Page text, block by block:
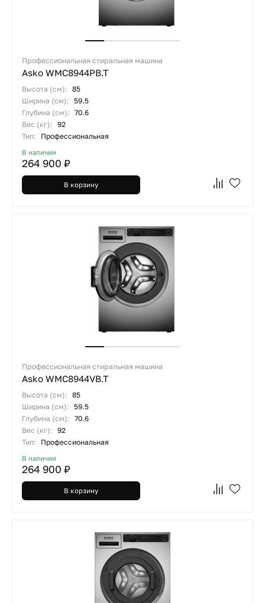
Профессиональная стиральная машина
Asko WMC8944PB.T
Высота (см): 85
Ширина (см): 59.5
Глубина (см): 70.6
Вес (кг): 92
Тип:
Профессиональная
В наличии
264 900 ₽
В корзину
Профессиональная стиральная машина
Asko WMC8944VB.T
Высота (см): 85
Ширина (см): 59.5
Глубина (см): 70.6
Вес (кг): 92
Тип:
Профессиональная
В наличии
264 900 ₽
В корзину